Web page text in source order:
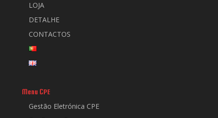
LOJA
DETALHE
CONTACTOS
Menu CPE
Gestão Eletrónica CPE